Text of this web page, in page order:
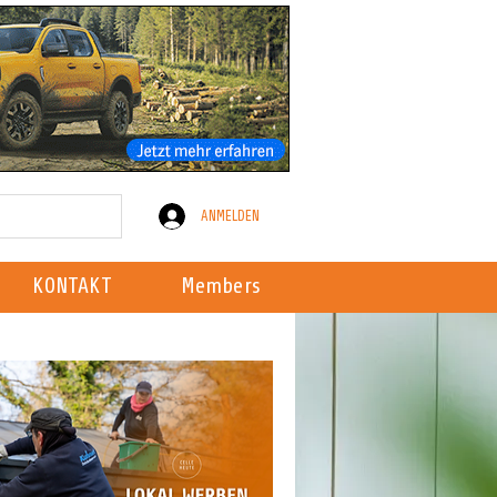
ANMELDEN
KONTAKT Members